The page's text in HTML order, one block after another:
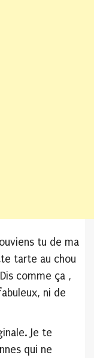
tu de ma
tarte au chou
comme ça ,
ni de
Je te
qui ne